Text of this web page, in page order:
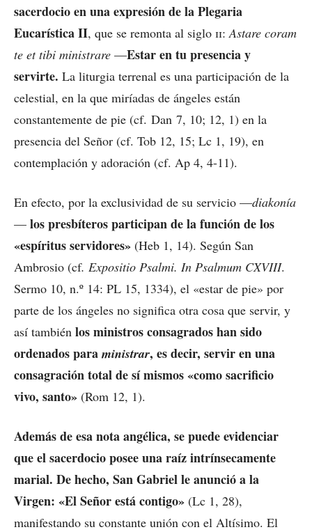
sacerdocio en una expresión de la Plegaria
Eucarística II, que se remonta al siglo ii:Astare coram
te et tibi ministrare —Estar en tu presencia y
servirte. La liturgia terrenal es una participación de la
celestial, en la que miríadas de ángeles están
constantemente de pie (cf. Dan 7, 10; 12, 1) en la
presencia del Señor (cf. Tob 12, 15; Lc 1, 19), en
contemplación y adoración (cf. Ap 4, 4-11).
En efecto, por la exclusividad de su servicio —diakonía
— los presbíteros participan de la función de los
«espíritus servidores» (Heb 1, 14). Según San
Ambrosio (cf. Expositio Psalmi. In Psalmum CXVIII.
Sermo 10, n.º 14: PL 15, 1334), el «estar de pie» por
parte de los ángeles no significa otra cosa que servir, y
así también los ministros consagrados han sido
ordenados para ministrar, es decir, servir en una
consagración total de sí mismos «como sacrificio
vivo, santo» (Rom 12, 1).
Además de esa nota angélica, se puede evidenciar
que el sacerdocio posee una raíz intrínsecamente
marial. De hecho, San Gabriel le anunció a la
Virgen: «El Señor está contigo» (Lc 1, 28),
manifestando su constante unión con el Altísimo. El